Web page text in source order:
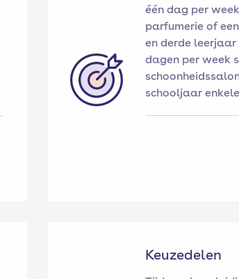
één dag per
parfumerie of
en derde
dagen per week
schooljaar
Keuzedelen